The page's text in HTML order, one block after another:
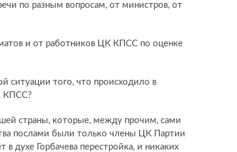
по разным вопросам, от министров, от
и от работников ЦК КПСС по оценке
ситуации того, что происходило в
КПСС?
страны, которые, между прочим, сами
послами были только члены ЦК Партии
духе Горбачева перестройка, и никаких